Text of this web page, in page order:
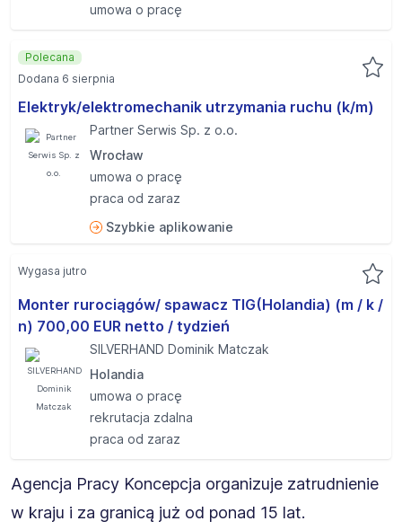
umowa o pracę
Elektryk/elektromechanik utrzymania ruchu (k/m)
Partner Serwis Sp. z o.o.
Wrocław
umowa o pracę
praca od zaraz
Szybkie aplikowanie
Polecana
Dodana 6 sierpnia
Monter rurociągów/ spawacz TIG(Holandia) (m / k /
n) 700,00 EUR netto / tydzień
SILVERHAND Dominik Matczak
Holandia
umowa o pracę
rekrutacja zdalna
praca od zaraz
Wygasa jutro
Agencja Pracy Koncepcja organizuje zatrudnienie
w kraju i za granicą już od ponad 15 lat.